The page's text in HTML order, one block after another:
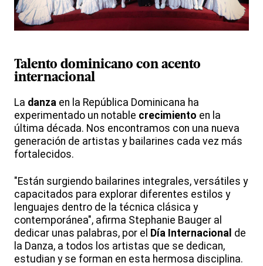
Talento dominicano con acento
internacional
La danza en la República Dominicana ha
experimentado un notable crecimiento en la
última década. Nos encontramos con una nueva
generación de artistas y bailarines cada vez más
fortalecidos.
"Están surgiendo bailarines integrales, versátiles y
capacitados para explorar diferentes estilos y
lenguajes dentro de la técnica clásica y
contemporánea", afirma Stephanie Bauger al
dedicar unas palabras, por el Día Internacional de
la Danza, a todos los artistas que se dedican,
estudian y se forman en esta hermosa disciplina.